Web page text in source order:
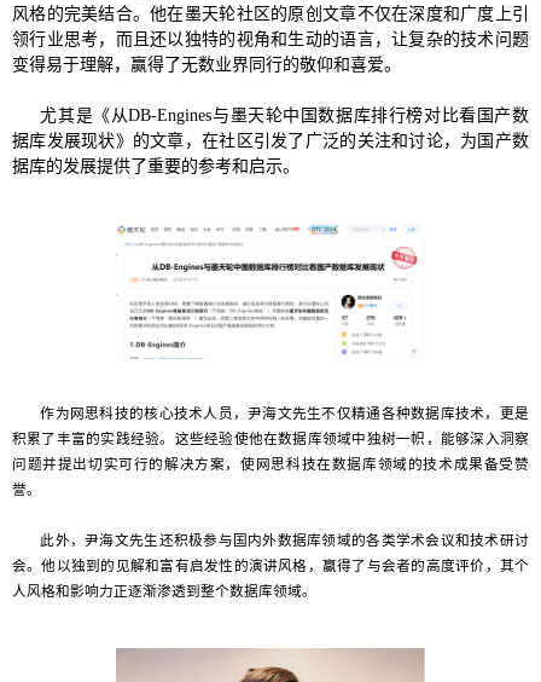
风格的完美结合。他在墨天轮社区的原创文章不仅在深度和广度上引
领行业思考，而且还以独特的视角和生动的语言，让复杂的技术问题
变得易于理解，赢得了无数业界同行的敬仰和喜爱。
尤其是《从DB-Engines与墨天轮中国数据库排行榜对比看国产数
据库发展现状》的文章，在社区引发了广泛的关注和讨论，为国产数
据库的发展提供了重要的参考和启示。
作为网思科技的核心技术人员，尹海文先生不仅精通各种数据库技术，更是
积累了丰富的实践经验。这些经验使他在数据库领域中独树一帜，能够深入洞察
问题并提出切实可行的解决方案，使网思科技在数据库领域的技术成果备受赞
誉。
此外，尹海文先生还积极参与国内外数据库领域的各类学术会议和技术研讨
会。他以独到的见解和富有启发性的演讲风格，赢得了与会者的高度评价，其个
人风格和影响力正逐渐渗透到整个数据库领域。